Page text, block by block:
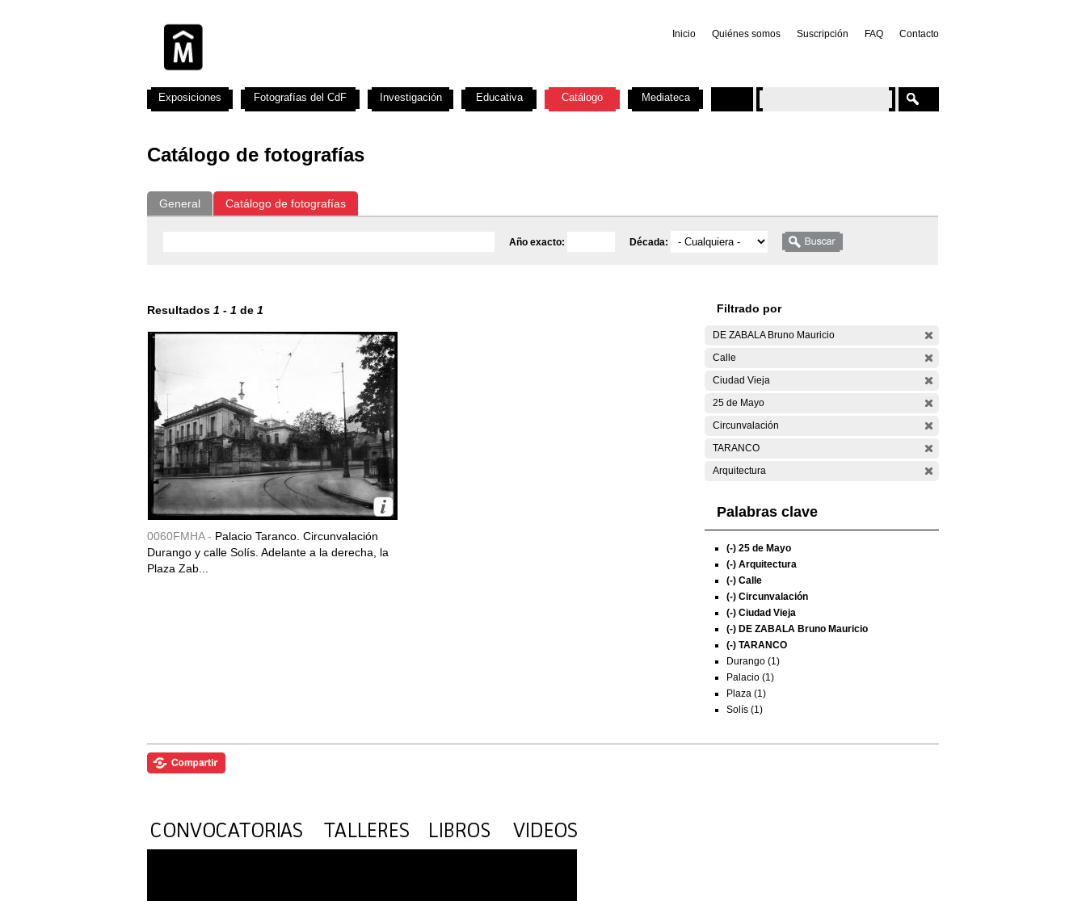
Inicio Quiénes somos Suscripción FAQ Contacto
Catálogo de fotografías
General Catálogo de fotografías
Año exacto: Década:
Resultados 1 - 1 de 1
0060FMHA - Palacio Taranco. Circunvalación
Durango y calle Solís. Adelante a la derecha, la
Plaza Zab...
Filtrado por
DE ZABALA Bruno Mauricio
Calle
Ciudad Vieja
25 de Mayo
Circunvalación
TARANCO
Arquitectura
Palabras clave
(-) 25 de Mayo
(-) Arquitectura
(-) Calle
(-) Circunvalación
(-) Ciudad Vieja
(-) DE ZABALA Bruno Mauricio
(-) TARANCO
Durango (1)
Palacio (1)
Plaza (1)
Solís (1)
Exposiciones Fotografías del CdF Investigación Educativa Catálogo Mediateca